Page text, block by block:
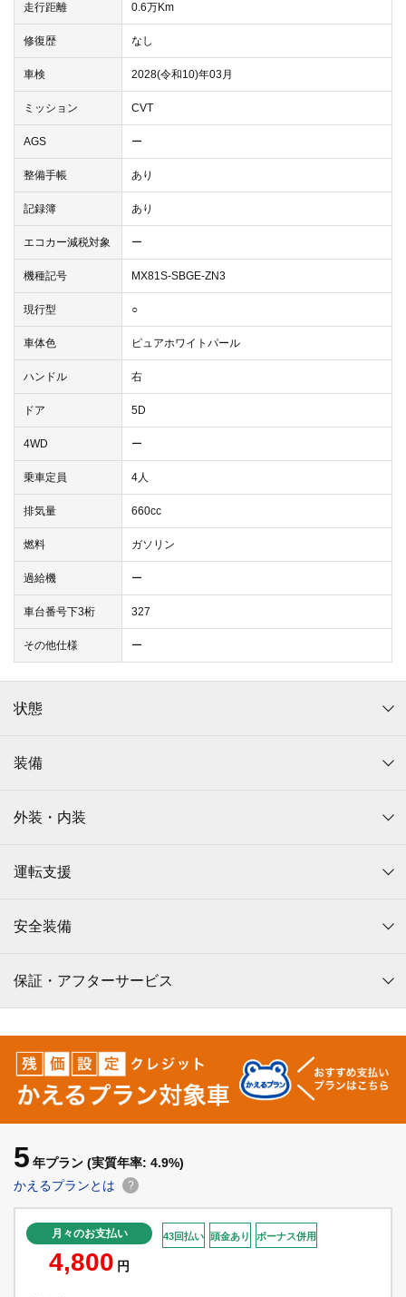
走行距離 0.6万Km
修復歴 なし
車検 2028(令和10)年03月
ミッション CVT
AGS ー
整備手帳 あり
記録簿 あり
エコカー減税対象 ー
機種記号 MX81S-SBGE-ZN3
現行型 ○
車体色 ピュアホワイトパール
ハンドル 右
ドア 5D
4WD ー
乗車定員 4人
排気量 660cc
燃料 ガソリン
過給機 ー
車台番号下3桁 327
その他仕様 ー
状態
装備
外装・内装
運転支援
安全装備
保証・アフターサービス
5 年プラン (実質年率: 4.9%)
かえるプランとは
?
月々のお支払い
4,800 円
43回払い 頭金あり ボーナス併用